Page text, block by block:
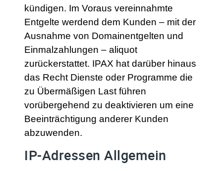
kündigen. Im Voraus vereinnahmte
Entgelte werdend dem Kunden – mit der
Ausnahme von Domainentgelten und
Einmalzahlungen – aliquot
zurückerstattet. IPAX hat darüber hinaus
das Recht Dienste oder Programme die
zu Übermäßigen Last führen
vorübergehend zu deaktivieren um eine
Beeinträchtigung anderer Kunden
abzuwenden.
IP-Adressen Allgemein